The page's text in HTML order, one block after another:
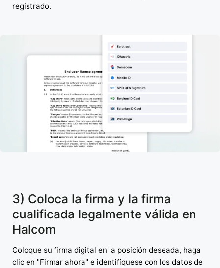
registrado.
3) Coloca la firma y la firma
cualificada legalmente válida en
Halcom
Coloque su firma digital en la posición deseada, haga
clic en "Firmar ahora" e identifíquese con los datos de